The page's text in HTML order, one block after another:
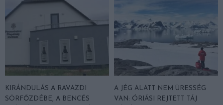
KIRÁNDULÁS A RAVAZDI
SÖRFŐZDÉBE, A BENCÉS
A JÉG ALATT NEM ÜRESSÉG
VAN: ÓRIÁSI REJTETT TÁJ